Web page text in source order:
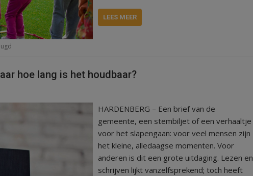
LEES MEER
hoe lang is het houdbaar?
HARDENBERG – Een brief van de
gemeente, een stembiljet of een verhaaltje
voor het slapengaan: voor veel mensen zijn
het kleine, alledaagse momenten. Voor
anderen is dit een grote uitdaging. Lezen en
schrijven lijkt vanzelfsprekend; toch heeft